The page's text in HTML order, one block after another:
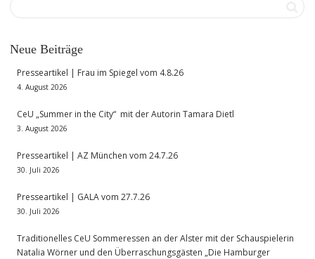
Neue Beiträge
Presseartikel | Frau im Spiegel vom 4.8.26
4. August 2026
CeU „Summer in the City“ mit der Autorin Tamara Dietl
3. August 2026
Presseartikel | AZ München vom 24.7.26
30. Juli 2026
Presseartikel | GALA vom 27.7.26
30. Juli 2026
Traditionelles CeU Sommeressen an der Alster mit der Schauspielerin
Natalia Wörner und den Überraschungsgästen „Die Hamburger